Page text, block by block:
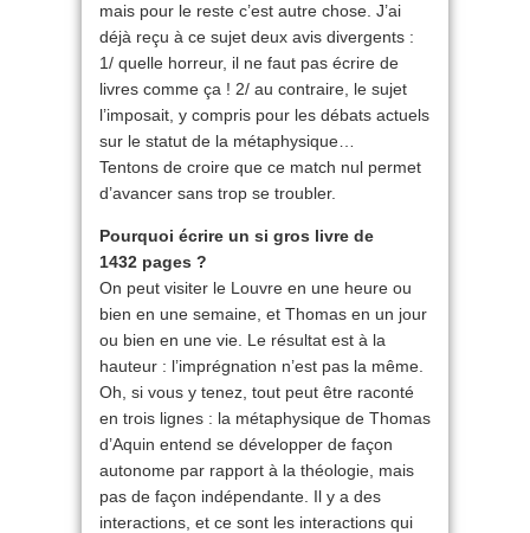
mais pour le reste c’est autre chose. J’ai
déjà reçu à ce sujet deux avis divergents :
1/ quelle horreur, il ne faut pas écrire de
livres comme ça ! 2/ au contraire, le sujet
l’imposait, y compris pour les débats actuels
sur le statut de la métaphysique…
Tentons de croire que ce match nul permet
d’avancer sans trop se troubler.
Pourquoi écrire un si gros livre de
1432 pages ?
On peut visiter le Louvre en une heure ou
bien en une semaine, et Thomas en un jour
ou bien en une vie. Le résultat est à la
hauteur : l’imprégnation n’est pas la même.
Oh, si vous y tenez, tout peut être raconté
en trois lignes : la métaphysique de Thomas
d’Aquin entend se développer de façon
autonome par rapport à la théologie, mais
pas de façon indépendante. Il y a des
interactions, et ce sont les interactions qui